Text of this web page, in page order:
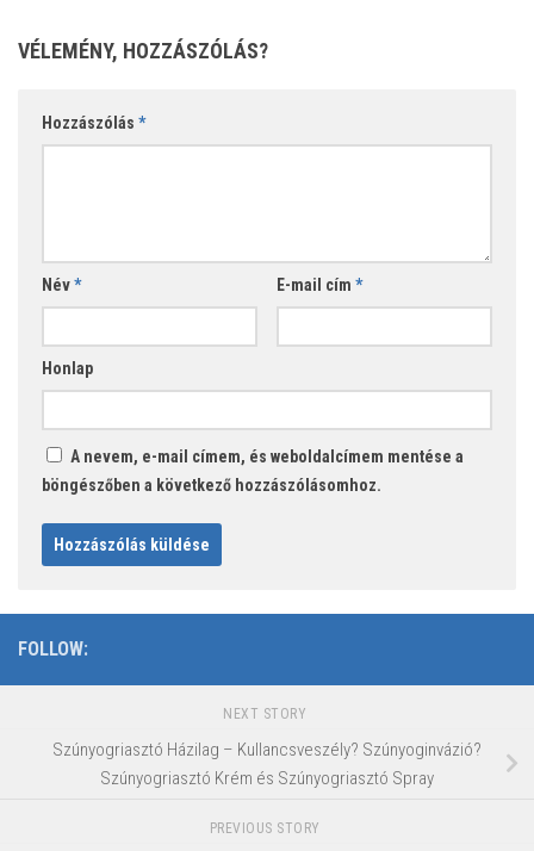
VÉLEMÉNY, HOZZÁSZÓLÁS?
Hozzászólás *
Név* E-mail cím *
Honlap
A nevem, e-mail címem, és weboldalcímem mentése a
böngészőben a következő hozzászólásomhoz.
FOLLOW:
NEXT STORY
Szúnyogriasztó Házilag – Kullancsveszély? Szúnyoginvázió?
Szúnyogriasztó Krém és Szúnyogriasztó Spray
PREVIOUS STORY